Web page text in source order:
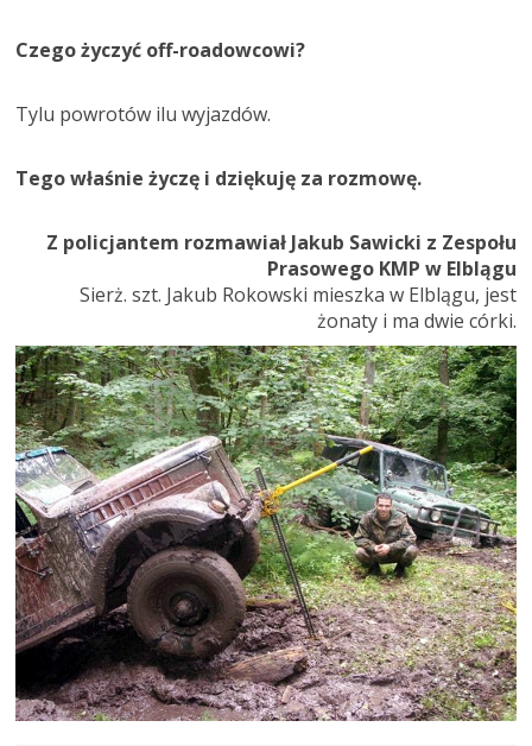
Czego życzyć off-roadowcowi?
Tylu powrotów ilu wyjazdów.
Tego właśnie życzę i dziękuję za rozmowę.
Z policjantem rozmawiał Jakub Sawicki z Zespołu
Prasowego KMP w Elblągu
Sierż. szt. Jakub Rokowski mieszka w Elblągu, jest
żonaty i ma dwie córki.